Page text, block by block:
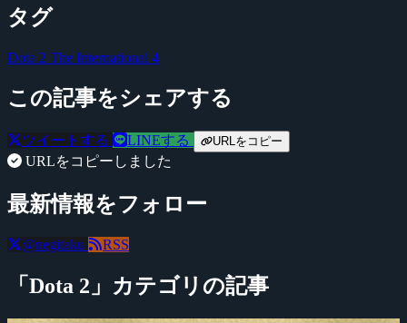
タグ
Dota 2 The International 4
この記事をシェアする
ツイートする LINEする URLをコピー
URLをコピーしました
最新情報をフォロー
@negitaku RSS
「Dota 2」カテゴリの記事